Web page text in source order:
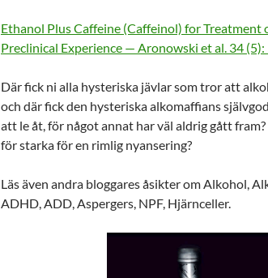
Ethanol Plus Caffeine (Caffeinol) for Treatment
Preclinical Experience — Aronowski et al. 34
Där fick ni alla hysteriska jävlar som tror att
och där fick den hysteriska alkomaffians
att le åt, för något annat har väl aldrig gått
för starka för en rimlig nyansering?
Läs även andra bloggares åsikter om Alkohol,
ADHD, ADD, Aspergers, NPF, Hjärnceller.